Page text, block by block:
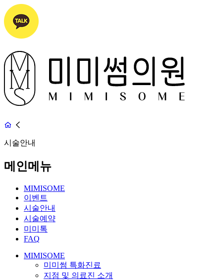
시술안내
메인메뉴
MIMISOME
이벤트
시술안내
시술예약
미미톡
FAQ
MIMISOME
미미썸 특화진료
지점 및 의료진 소개